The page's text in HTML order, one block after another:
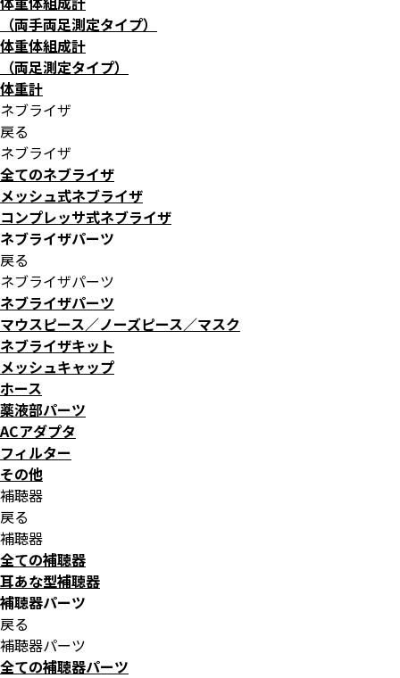
（両手両足測定タイプ）
体重体組成計
（両足測定タイプ）
体重計
ネブライザ
戻る
ネブライザ
全てのネブライザ
メッシュ式ネブライザ
コンプレッサ式ネブライザ
ネブライザパーツ
戻る
ネブライザパーツ
ネブライザパーツ
マウスピース／ノーズピース／マスク
ネブライザキット
メッシュキャップ
ホース
薬液部パーツ
ACアダプタ
フィルター
その他
補聴器
戻る
補聴器
全ての補聴器
耳あな型補聴器
補聴器パーツ
戻る
補聴器パーツ
全ての補聴器パーツ